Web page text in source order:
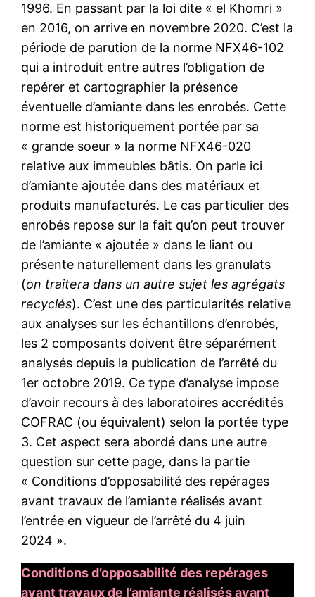
1996. En passant par la loi dite « el Khomri »
en 2016, on arrive en novembre 2020. C’est la
période de parution de la norme NFX46-102
qui a introduit entre autres l’obligation de
repérer et cartographier la présence
éventuelle d’amiante dans les enrobés. Cette
norme est historiquement portée par sa
« grande soeur » la norme NFX46-020
relative aux immeubles bâtis. On parle ici
d’amiante ajoutée dans des matériaux et
produits manufacturés. Le cas particulier des
enrobés repose sur la fait qu’on peut trouver
de l’amiante « ajoutée » dans le liant ou
présente naturellement dans les granulats
(on traitera dans un autre sujet les agrégats
recyclés). C’est une des particularités relative
aux analyses sur les échantillons d’enrobés,
les 2 composants doivent être séparément
analysés depuis la publication de l’arrêté du
1er octobre 2019. Ce type d’analyse impose
d’avoir recours à des laboratoires accrédités
COFRAC (ou équivalent) selon la portée type
3. Cet aspect sera abordé dans une autre
question sur cette page, dans la partie
« Conditions d’opposabilité des repérages
avant travaux de l’amiante réalisés avant
l’entrée en vigueur de l’arrêté du 4 juin
2024 ».
Conditions d’opposabilité des repérages
avant travaux de l’amiante réalisés avant